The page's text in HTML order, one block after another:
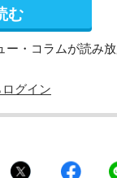
む
・コラムが読み
グイン